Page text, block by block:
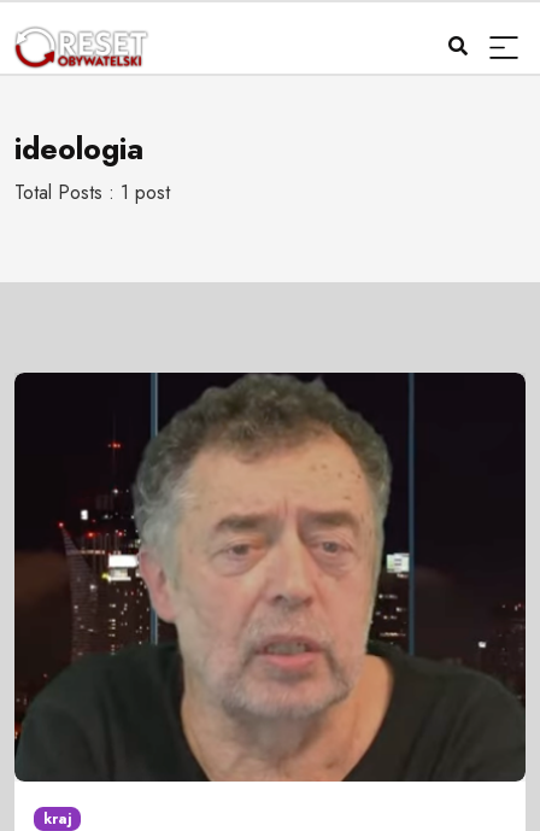
ideologia
Total Posts : 1 post
kraj